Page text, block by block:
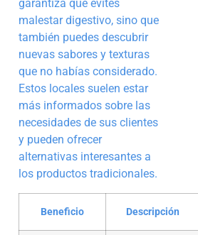
garantiza que evites
malestar digestivo, sino que
también puedes descubrir
nuevas sabores y texturas
que no habías considerado.
Estos locales suelen estar
más informados sobre las
necesidades de sus clientes
y pueden ofrecer
alternativas interesantes a
los productos tradicionales.
Beneficio Descripción